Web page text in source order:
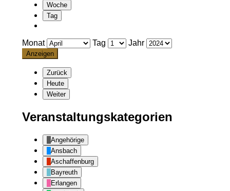
Woche
Tag
Monat Tag Jahr
Zurück
Heute
Weiter
Veranstaltungskategorien
Angehörige
Ansbach
Aschaffenburg
Bayreuth
Erlangen